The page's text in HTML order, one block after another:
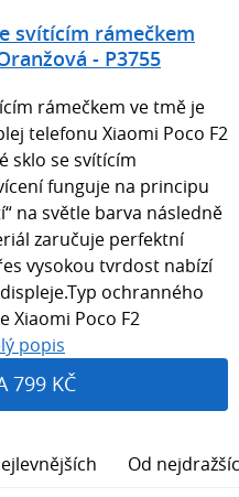
svítícím rámečkem
- P3755
rámečkem ve tmě je
telefonu Xiaomi Poco F2
sklo se svítícím
funguje na principu
na světle barva následně
zaručuje perfektní
vysokou tvrdost nabízí
ochranného
Xiaomi Poco F2
popis
799 KČ
Od